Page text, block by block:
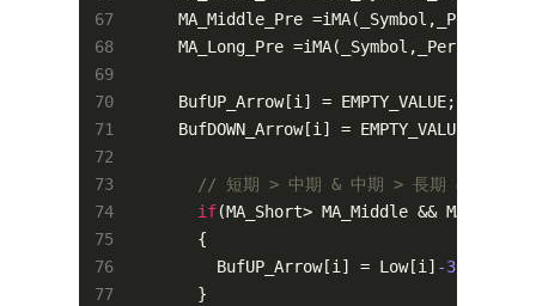
MA_Middle_Pre
MA_Long_Pre
     BufUP_Arrow[i] = EMPTY_VALUE;
     BufDOWN_Arrow[i] = EMPTY_VALUE;
// 短期 > 中期 & 中期 > 長期 & 終値 > 短
if(MA_Short> MA_Middle &&
       {
         BufUP_Arrow[i] = Low[i]
-30
       }